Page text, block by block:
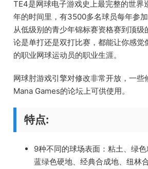
TE4是网球电子游戏史上最完整的世界
年的时间里，有3500多名球员每年参
从低级别的青少年锦标赛资格赛到顶级
论是单打还是双打比赛，都能让你感觉
的职业网球运动员的职业生涯。
网球肘游戏引擎对修改非常开放，一些
Mana Games的论坛上可供使用。
特点:
9种不同的球场表面：粘土、绿色
蓝绿色硬地、经典合成地、纽林